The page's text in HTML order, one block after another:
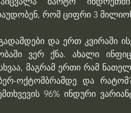
რომ ციფრი 3
და ერთ კვირაში
ვერ ქნა. ახალი
მაგრამ ერთი რამ
ოქტომბრამდე და
96% ინდური